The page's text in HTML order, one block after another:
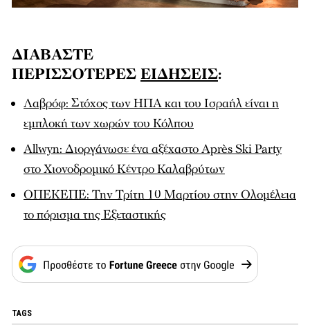
ΔΙΑΒΑΣΤΕ
ΠΕΡΙΣΣΟΤΕΡΕΣ ΕΙΔΗΣΕΙΣ:
Λαβρόφ: Στόχος των ΗΠΑ και του Ισραήλ είναι η
εμπλοκή των χωρών του Κόλπου
Allwyn: Διοργάνωσε ένα αξέχαστο Après Ski Party
στο Χιονοδρομικό Κέντρο Καλαβρύτων
ΟΠΕΚΕΠΕ: Την Τρίτη 10 Μαρτίου στην Ολομέλεια
το πόρισμα της Εξεταστικής
TAGS